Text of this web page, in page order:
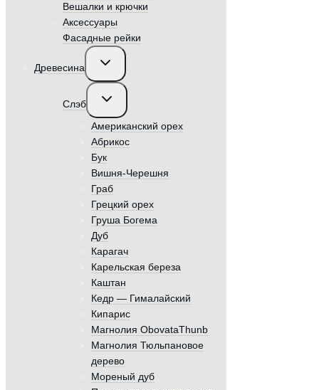
Вешалки и крючки
Аксессуары
Фасадные рейки
Древесина
Переключить
дочернее
Слэб
Переключить
дочернее
Американский орех
Абрикос
Бук
Вишня-Черешня
Граб
Грецкий орех
Груша Богема
Дуб
Карагач
Карельская береза
Каштан
Кедр — Гималайский
Кипарис
Магнолия ObovataThunb
Магнолия Тюльпановое
дерево
Мореный дуб